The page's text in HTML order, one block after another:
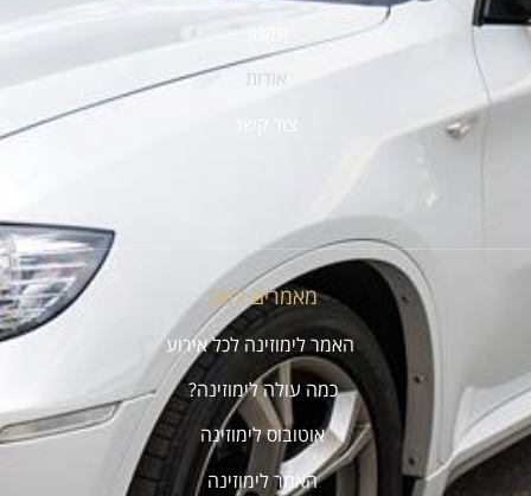
אודות
צור קשר
מאמרים ותוכן
האמר לימוזינה לכל אירוע
כמה עולה לימוזינה?
אוטובוס לימוזינה
האמר לימוזינה